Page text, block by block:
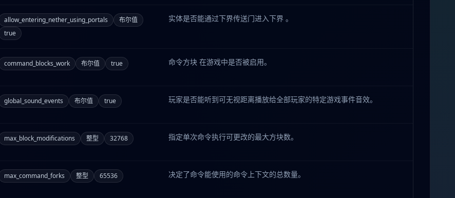
allow_entering_nether_using_portals
布尔值
true
实体是否能通过下界传送门进入下界 。
command_blocks_work 布尔值 true 命令方块 在游戏中是否被启用。
global_sound_events 布尔值 true 玩家是否能听到可无视距离播放给全部玩家的特定游戏事件音效。
max_block_modifications 整型 32768 指定单次命令执行可更改的最大方块数。
max_command_forks 整型 65536 决定了命令能使用的命令上下文的总数量。